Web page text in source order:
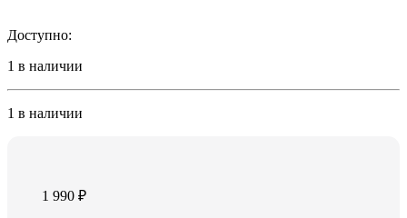
Доступно:
1 в наличии
1 в наличии
1 990₽